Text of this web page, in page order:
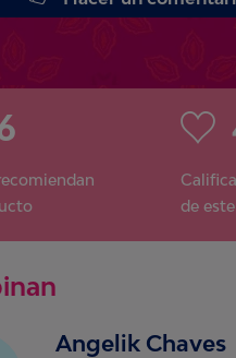
de
Angelik Chaves